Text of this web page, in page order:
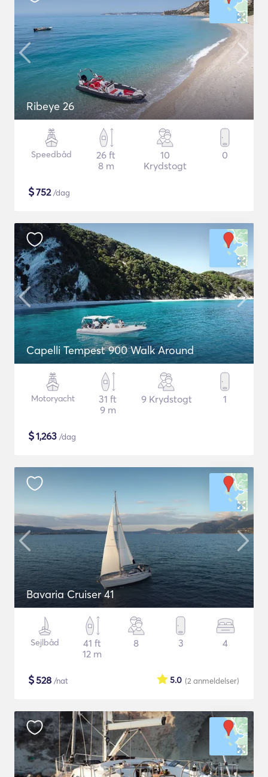
Ribeye 26
Speedbåd
26 ft
8 m
10
Krydstogt
0
$752/dag
Capelli Tempest 900 Walk Around
Motoryacht
31 ft
9 m
9 Krydstogt 1
$1,263 /dag
Bavaria Cruiser 41
Sejlbåd
41 ft
12 m
8 3 4
$528 /nat (2 anmeldelser)
5.0